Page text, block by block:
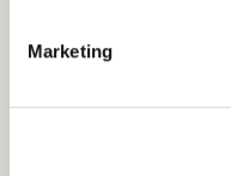
Marketing